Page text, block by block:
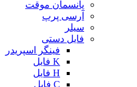
پانسمان موقت
آرسی پرپ
سیلر
فایل دستی
فینگر اسپریدر
K فایل
H فایل
C فایل